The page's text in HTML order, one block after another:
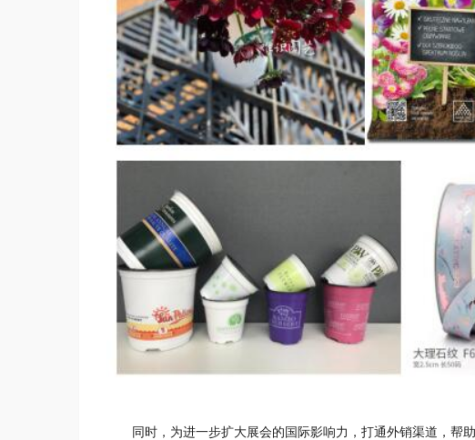
同时，为进一步扩大展会的国际影响力，打通外销渠道，帮